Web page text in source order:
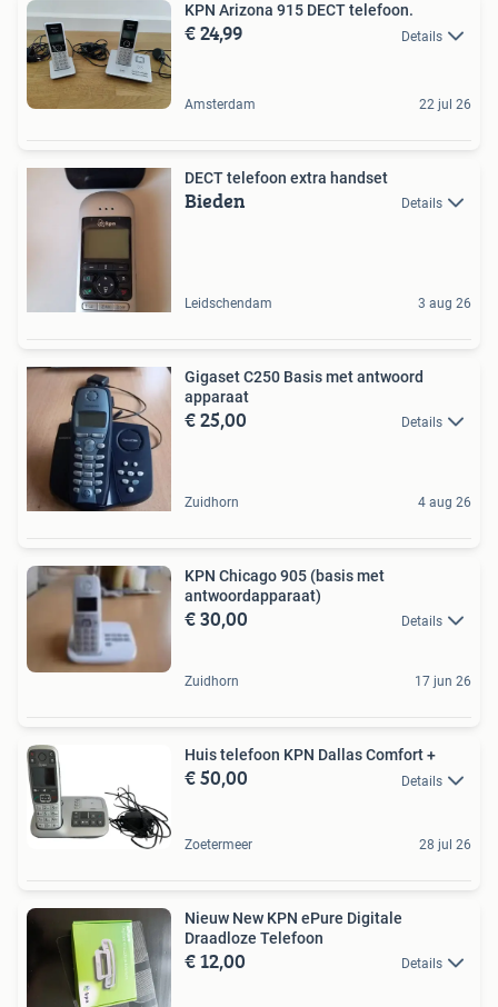
KPN Arizona 915 DECT telefoon.
€ 24,99 Details
Amsterdam 22 jul 26
DECT telefoon extra handset
Bieden Details
Leidschendam 3 aug 26
Gigaset C250 Basis met antwoord
apparaat
€ 25,00 Details
Zuidhorn 4 aug 26
KPN Chicago 905 (basis met
antwoordapparaat)
€ 30,00 Details
Zuidhorn 17 jun 26
Huis telefoon KPN Dallas Comfort +
€ 50,00 Details
Zoetermeer 28 jul 26
Nieuw New KPN ePure Digitale
Draadloze Telefoon
€ 12,00 Details